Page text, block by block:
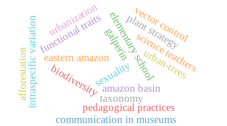
biodiversity amazon basin
taxonomy
sexuality
elementary schoolscience teachers
pedagogical practices
eastern amazon
functional traits plant strategy
intraspecific variation
afforestation urban-trees
urbanization
galperinvector control
communication in museums